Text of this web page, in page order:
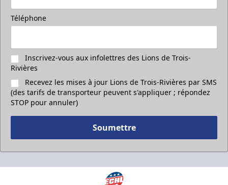
Téléphone
Inscrivez-vous aux infolettres des Lions de Trois-
Rivières
Recevez les mises à jour Lions de Trois-Rivières par SMS
(des tarifs de transporteur peuvent s'appliquer ; répondez
STOP pour annuler)
Soumettre